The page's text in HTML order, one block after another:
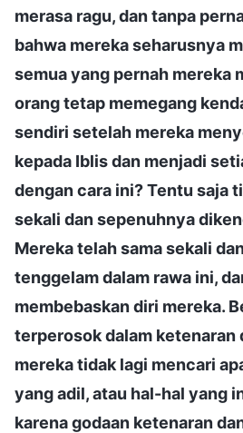
merasa ragu, dan tanpa
bahwa mereka seharusnya
semua yang pernah mereka
orang tetap memegang
sendiri setelah mereka
kepada Iblis dan menjadi
dengan cara ini? Tentu saja
sekali dan sepenuhnya
Mereka telah sama sekali
tenggelam dalam rawa ini,
membebaskan diri mereka.
terperosok dalam ketenaran
mereka tidak lagi mencari
yang adil, atau hal-hal yang
karena godaan ketenaran